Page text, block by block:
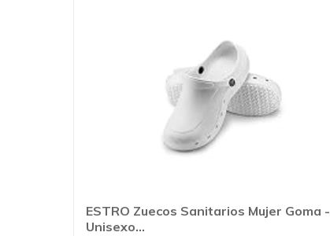
ESTRO Zuecos Sanitarios Mujer Goma -
Unisexo...